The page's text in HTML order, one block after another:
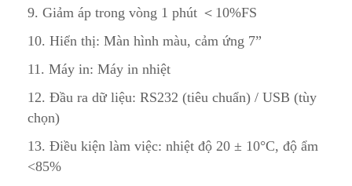
9. Giảm áp trong vòng 1 phút ＜10%FS
10. Hiển thị: Màn hình màu, cảm ứng 7”
11. Máy in: Máy in nhiệt
12. Đầu ra dữ liệu: RS232 (tiêu chuẩn) / USB (tùy
chọn)
13. Điều kiện làm việc: nhiệt độ 20 ± 10°C, độ ẩm
<85%